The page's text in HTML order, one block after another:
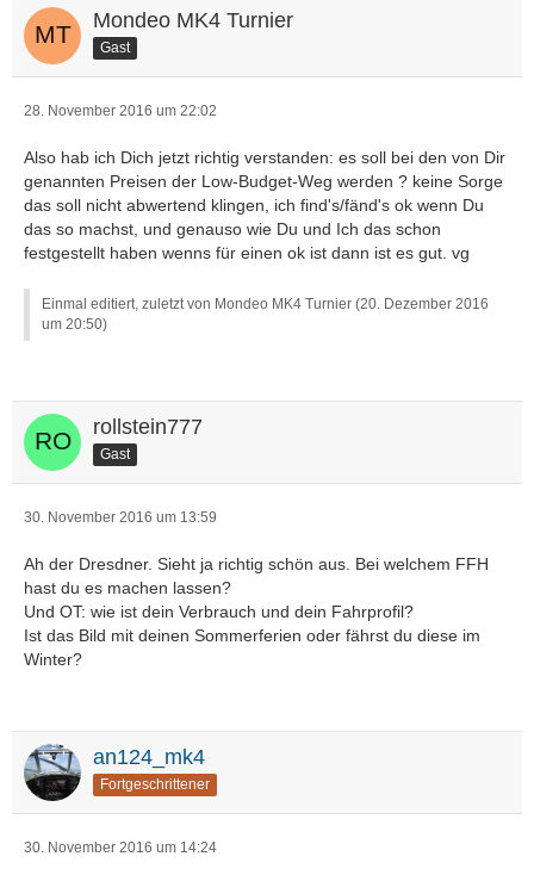
Mondeo MK4 Turnier
Gast
28. November 2016 um 22:02
Also hab ich Dich jetzt richtig verstanden: es soll bei den von Dir
genannten Preisen der Low-Budget-Weg werden ? keine Sorge
das soll nicht abwertend klingen, ich find's/fänd's ok wenn Du
das so machst, und genauso wie Du und Ich das schon
festgestellt haben wenns für einen ok ist dann ist es gut. vg
Einmal editiert, zuletzt von Mondeo MK4 Turnier (20. Dezember 2016
um 20:50)
rollstein777
Gast
30. November 2016 um 13:59
Ah der Dresdner. Sieht ja richtig schön aus. Bei welchem FFH
hast du es machen lassen?
Und OT: wie ist dein Verbrauch und dein Fahrprofil?
Ist das Bild mit deinen Sommerferien oder fährst du diese im
Winter?
an124_mk4
Fortgeschrittener
30. November 2016 um 14:24